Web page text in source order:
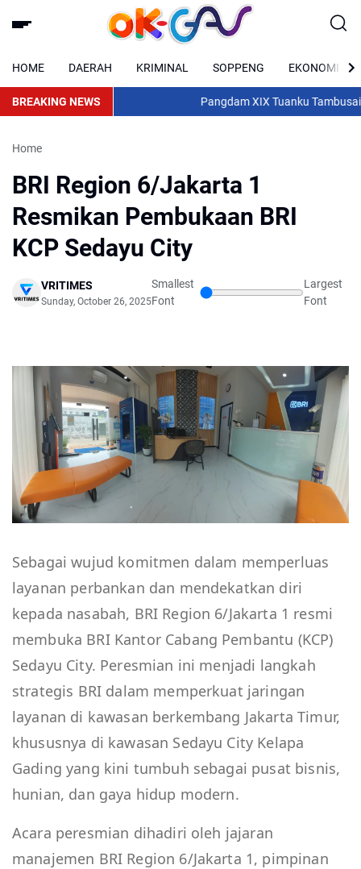
HOME DAERAH KRIMINAL SOPPENG EKONOMI
BREAKING NEWS Pangdam XIX Tuanku Tambusai
Home
BRI Region 6/Jakarta 1
Resmikan Pembukaan BRI
KCP Sedayu City
VRITIMES
Sunday, October 26, 2025
Smallest
Font
Largest
Font
Sebagai wujud komitmen dalam memperluas
layanan perbankan dan mendekatkan diri
kepada nasabah, BRI Region 6/Jakarta 1 resmi
membuka BRI Kantor Cabang Pembantu (KCP)
Sedayu City. Peresmian ini menjadi langkah
strategis BRI dalam memperkuat jaringan
layanan di kawasan berkembang Jakarta Timur,
khususnya di kawasan Sedayu City Kelapa
Gading yang kini tumbuh sebagai pusat bisnis,
hunian, dan gaya hidup modern.
Acara peresmian dihadiri oleh jajaran
manajemen BRI Region 6/Jakarta 1, pimpinan